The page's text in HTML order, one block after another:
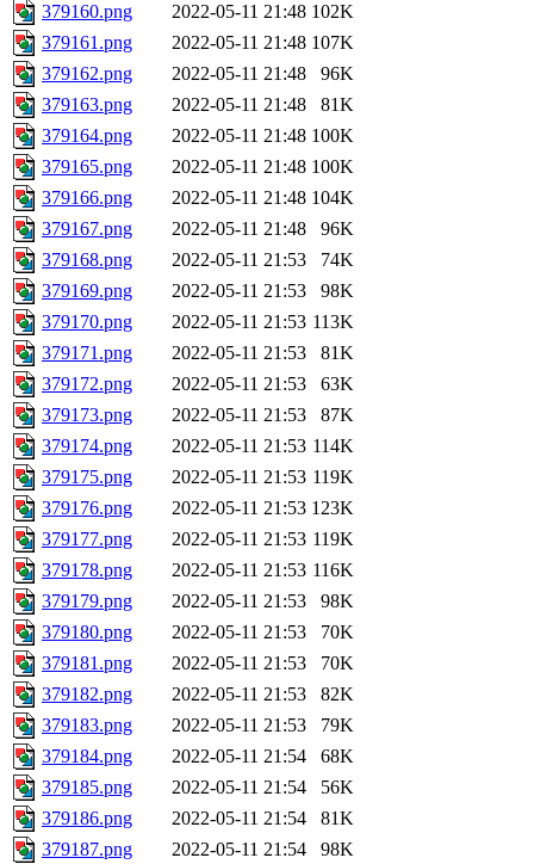
379160.png
2022-05-11 21:48 102K
379161.png
2022-05-11 21:48 107K
379162.png
2022-05-11 21:48
96K
379163.png
2022-05-11 21:48
81K
379164.png
2022-05-11 21:48 100K
379165.png
2022-05-11 21:48 100K
379166.png
2022-05-11 21:48 104K
379167.png
2022-05-11 21:48
96K
379168.png
2022-05-11 21:53
74K
379169.png
2022-05-11 21:53
98K
379170.png
2022-05-11 21:53 113K
379171.png
2022-05-11 21:53
81K
379172.png
2022-05-11 21:53
63K
379173.png
2022-05-11 21:53
87K
379174.png
2022-05-11 21:53 114K
379175.png
2022-05-11 21:53 119K
379176.png
2022-05-11 21:53 123K
379177.png
2022-05-11 21:53 119K
379178.png
2022-05-11 21:53 116K
379179.png
2022-05-11 21:53
98K
379180.png
2022-05-11 21:53
70K
379181.png
2022-05-11 21:53
70K
379182.png
2022-05-11 21:53
82K
379183.png
2022-05-11 21:53
79K
379184.png
2022-05-11 21:54
68K
379185.png
2022-05-11 21:54
56K
379186.png
2022-05-11 21:54
81K
379187.png
2022-05-11 21:54
98K